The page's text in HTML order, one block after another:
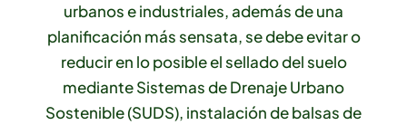
urbanos e industriales, además de una
planificación más sensata, se debe evitar o
reducir en lo posible el sellado del suelo
mediante Sistemas de Drenaje Urbano
Sostenible (SUDS), instalación de balsas de